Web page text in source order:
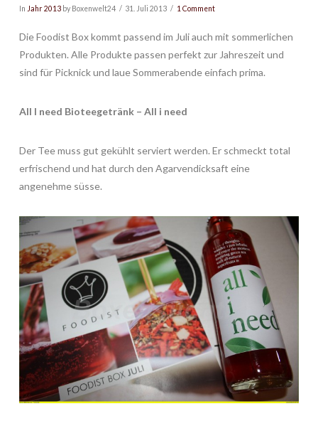
In Jahr 2013by Boxenwelt24 31. Juli 2013 1 Comment
Die Foodist Box kommt passend im Juli auch mit sommerlichen
Produkten. Alle Produkte passen perfekt zur Jahreszeit und
sind für Picknick und laue Sommerabende einfach prima.
All I need Bioteegetränk – All i need
Der Tee muss gut gekühlt serviert werden. Er schmeckt total
erfrischend und hat durch den Agarvendicksaft eine
angenehme süsse.